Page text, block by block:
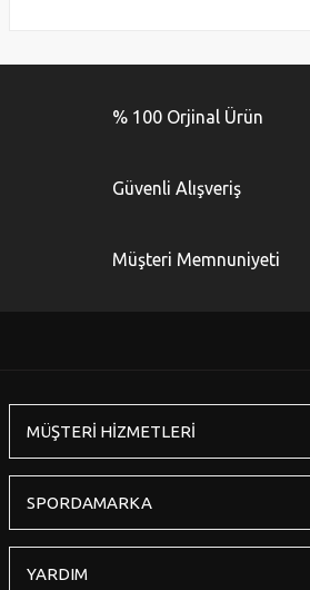
Görüş ve önerileriniz için teşekkür ederiz.
Ürün resmi kalitesiz, bozuk veya
Gönder
% 100 Orjinal Ürün
Güvenli Alışveriş
Müşteri Memnuniyeti
MÜŞTERİ HİZMETLERİ
SPORDAMARKA
YARDIM